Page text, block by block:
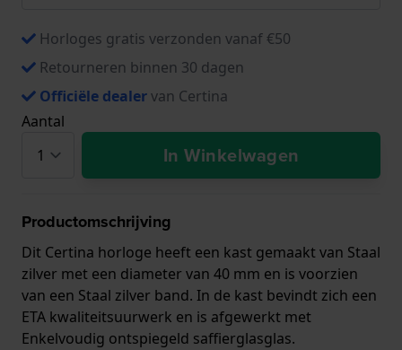
Horloges gratis verzonden vanaf €50
Retourneren binnen 30 dagen
Officiële dealervan Certina
Aantal
In Winkelwagen
Productomschrijving
Dit Certina horloge heeft een kast gemaakt van Staal
zilver met een diameter van 40 mm en is voorzien
van een Staal zilver band. In de kast bevindt zich een
ETA kwaliteitsuurwerk en is afgewerkt met
Enkelvoudig ontspiegeld saffierglasglas.